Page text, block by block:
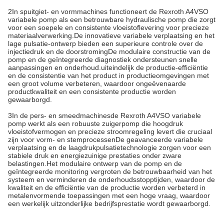
2In spuitgiet- en vormmachines functioneert de Rexroth A4VSO
variabele pomp als een betrouwbare hydraulische pomp die zorgt
voor een soepele en consistente vloeistoflevering voor precieze
materiaalverwerking.De innovatieve variabele verplaatsing en het
lage pulsatie-ontwerp bieden een superieure controle over de
injectiedruk en de doorstromingDe modulaire constructie van de
pomp en de geïntegreerde diagnostiek ondersteunen snelle
aanpassingen en onderhoud.uiteindelijk de productie-efficiëntie
en de consistentie van het product in productieomgevingen met
een groot volume verbeteren, waardoor ongeëvenaarde
productkwaliteit en een consistente productie worden
gewaarborgd.
3In de pers- en smeedmachinesde Rexroth A4VSO variabele
pomp werkt als een robuuste zuigerpomp die hoogdruk
vloeistofvermogen en precieze stroomregeling levert die cruciaal
zijn voor vorm- en stemprocessenDe geavanceerde variabele
verplaatsing en de laagdrukpulsatietechnologie zorgen voor een
stabiele druk en energiezuinige prestaties onder zware
belastingen.Het modulaire ontwerp van de pomp en de
geïntegreerde monitoring vergroten de betrouwbaarheid van het
systeem en verminderen de onderhoudsstopptijden, waardoor de
kwaliteit en de efficiëntie van de productie worden verbeterd in
metalenvormende toepassingen met een hoge vraag, waardoor
een werkelijk uitzonderlijke bedrijfsprestatie wordt gewaarborgd.